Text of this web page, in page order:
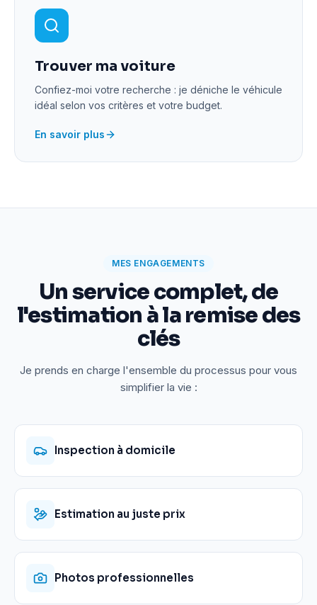
Trouver ma voiture
Confiez-moi votre recherche : je déniche le véhicule
idéal selon vos critères et votre budget.
En savoir plus
MES ENGAGEMENTS
Un service complet, de
l'estimation à la remise des
clés
Je prends en charge l'ensemble du processus pour vous
simplifier la vie :
Inspection à domicile
Estimation au juste prix
Photos professionnelles